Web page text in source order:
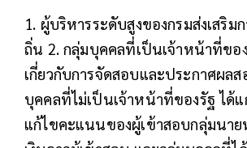
1. ผู้บริหารระดับสูงของกรมส่งเสริม
ถิ่น 2. กลุ่มบุคคลที่เป็นเจ้าหน้าที่ข
เกี่ยวกับการจัดสอบและประกาศผล
บุคคลที่ไม่เป็นเจ้าหน้าที่ของรัฐ ได้
แก้ไขคะแนนของผู้เข้าสอบกลุ่มนาย